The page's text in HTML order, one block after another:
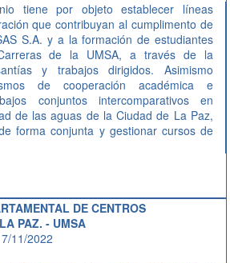
tiene por objeto establecer líneas
que contribuyan al cumplimento de
S.A. y a la formación de estudiantes
de la UMSA, a través de la
y trabajos dirigidos. Asimismo
de cooperación académica e
conjuntos intercomparativos en
de las aguas de la Ciudad de La Paz,
forma conjunta y gestionar cursos de
DE CENTROS
PAZ. - UMSA
11/2022